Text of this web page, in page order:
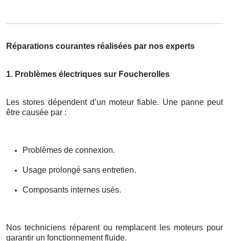
Réparations courantes réalisées par nos experts
1. Problèmes électriques sur Foucherolles
Les stores dépendent d’un moteur fiable. Une panne peut
être causée par :
Problèmes de connexion.
Usage prolongé sans entretien.
Composants internes usés.
Nos techniciens réparent ou remplacent les moteurs pour
garantir un fonctionnement fluide.